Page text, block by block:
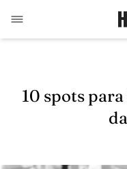
10 spots